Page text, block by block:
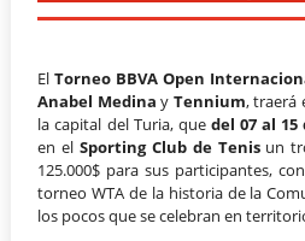
ElTorneo BBVA Open
Anabel Medina y Tennium, traerá
la capital del Turia, que del 07 al 15
en elSporting Club de Tenisun
125.000$ para sus participantes,
torneo WTA de la historia de la
los pocos que se celebran en